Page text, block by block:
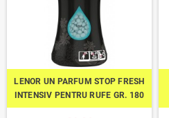
LENOR UN PARFUM STOP FRESH
INTENSIV PENTRU RUFE GR. 180